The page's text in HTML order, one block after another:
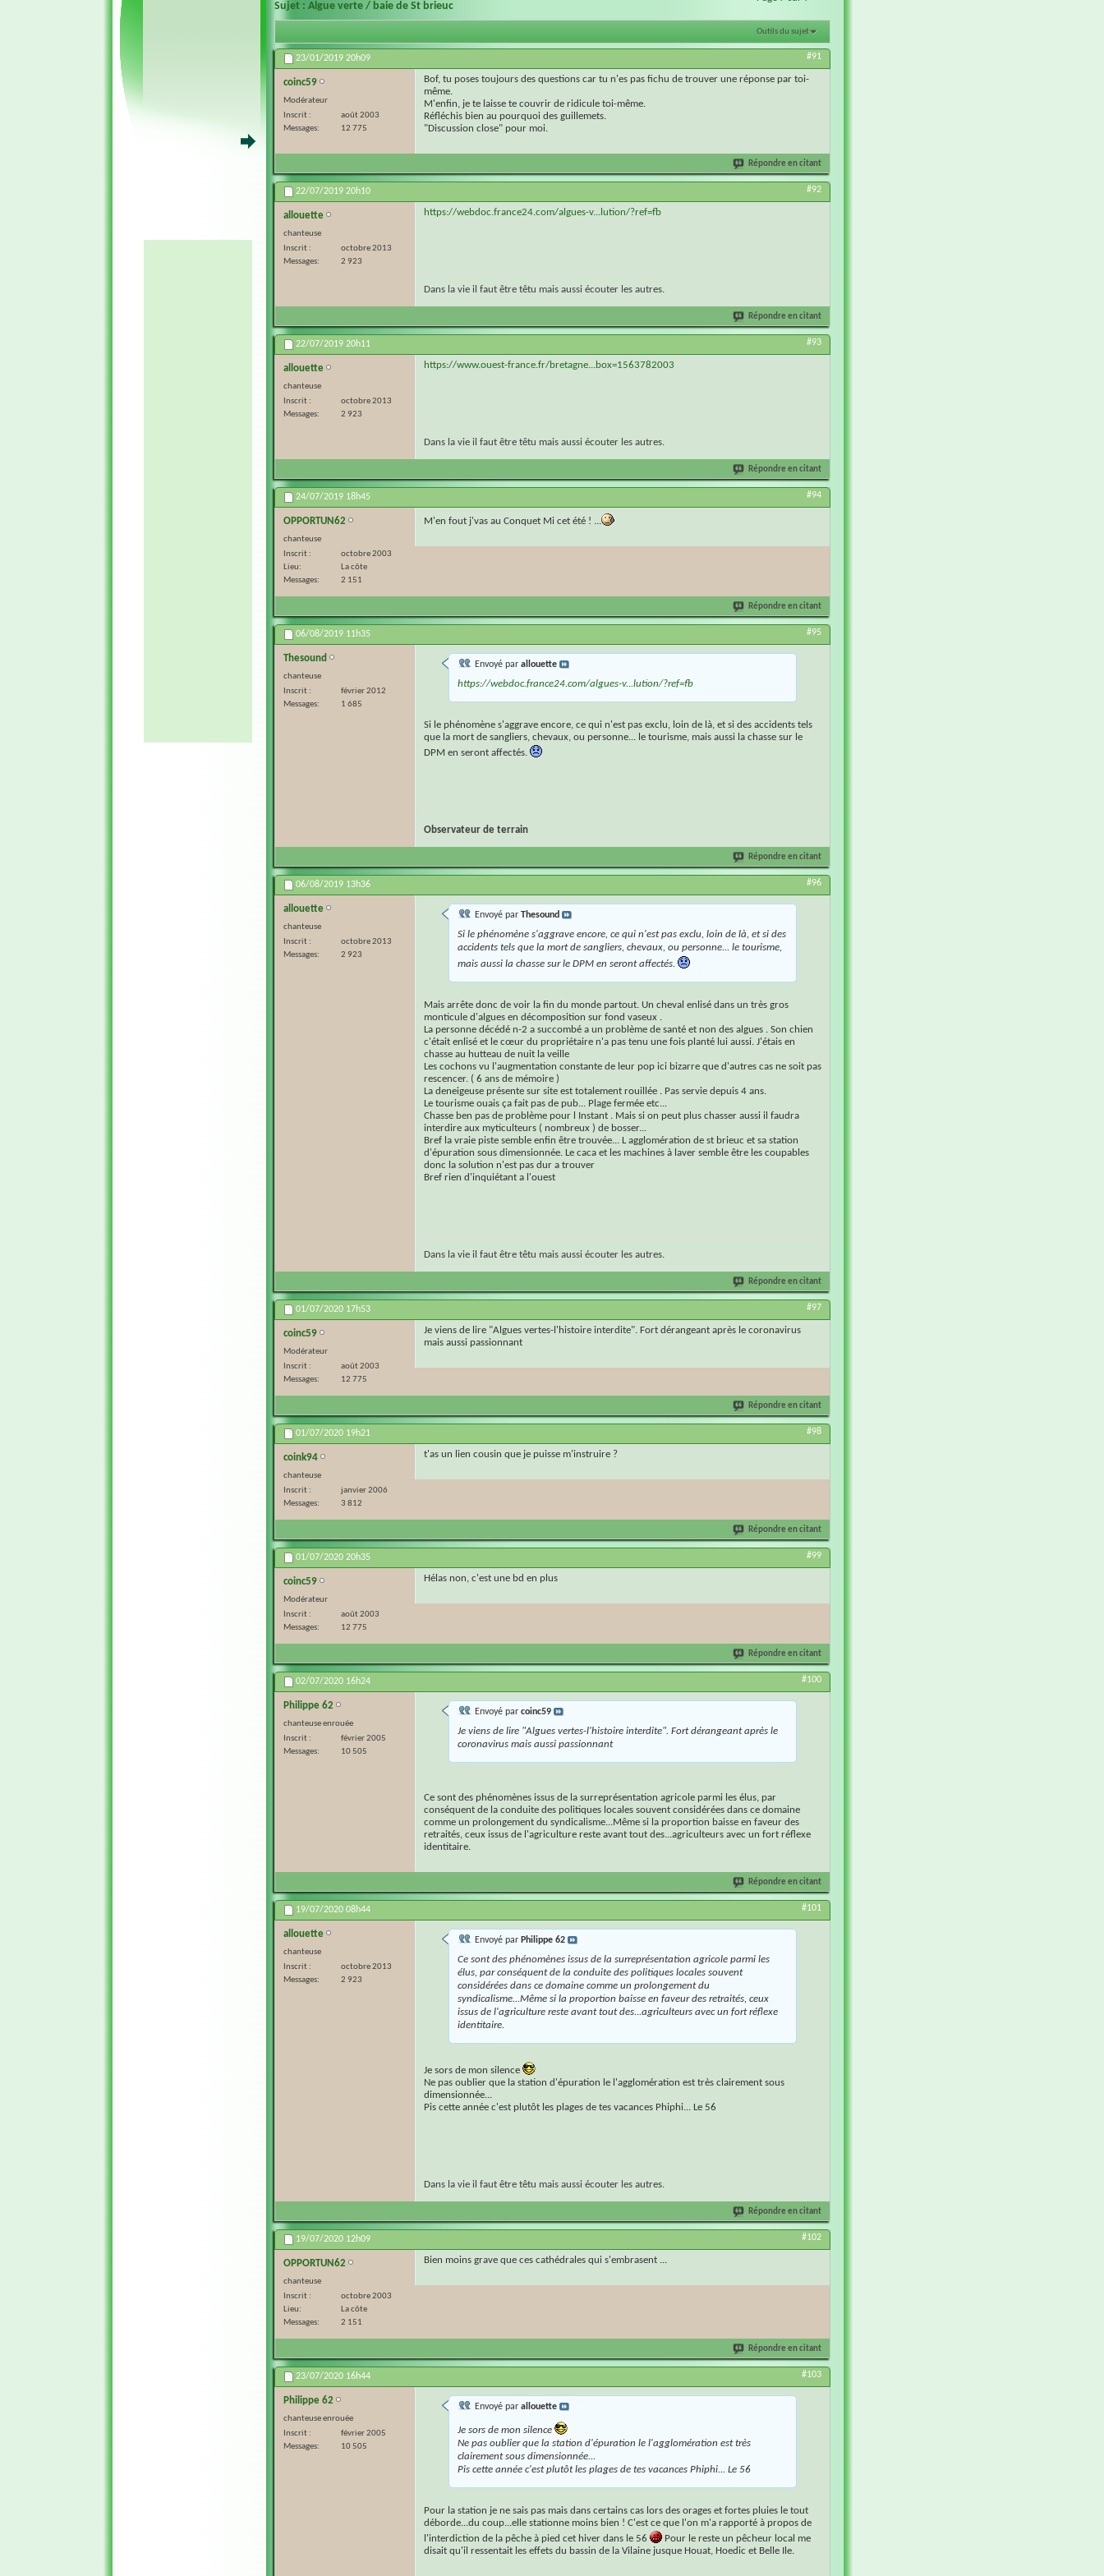
Sujet : Algue verte / baie de St brieuc
Outils du sujet
23/01/2019 20h09 #91
coinc59
Modérateur
Inscrit
août 2003
Messages
12 775
Bof, tu poses toujours des questions car tu n'es pas fichu de trouver une réponse par toi-
même.
M'enfin, je te laisse te couvrir de ridicule toi-même.
Réfléchis bien au pourquoi des guillemets.
"Discussion close" pour moi.
Répondre en citant
22/07/2019 20h10 #92
allouette
chanteuse
Inscrit
octobre 2013
Messages
2 923
https://webdoc.france24.com/algues-v...lution/?ref=fb
Dans la vie il faut être têtu mais aussi écouter les autres.
Répondre en citant
22/07/2019 20h11 #93
allouette
chanteuse
Inscrit
octobre 2013
Messages
2 923
https://www.ouest-france.fr/bretagne...box=1563782003
Dans la vie il faut être têtu mais aussi écouter les autres.
Répondre en citant
24/07/2019 18h45 #94
OPPORTUN62
chanteuse
Inscrit
octobre 2003
Lieu
La côte
Messages
2 151
M'en fout j'vas au Conquet Mi cet été ! ...
Répondre en citant
06/08/2019 11h35 #95
Thesound
chanteuse
Inscrit
février 2012
Messages
1 685
Envoyé par allouette
https://webdoc.france24.com/algues-v...lution/?ref=fb
Si le phénomène s'aggrave encore, ce qui n'est pas exclu, loin de là, et si des accidents tels
que la mort de sangliers, chevaux, ou personne... le tourisme, mais aussi la chasse sur le
DPM en seront affectés.
Observateur de terrain
Répondre en citant
06/08/2019 13h36 #96
allouette
chanteuse
Inscrit
octobre 2013
Messages
2 923
Envoyé par Thesound
Si le phénomène s'aggrave encore, ce qui n'est pas exclu, loin de là, et si des
accidents tels que la mort de sangliers, chevaux, ou personne... le tourisme,
mais aussi la chasse sur le DPM en seront affectés.
Mais arrête donc de voir la fin du monde partout. Un cheval enlisé dans un très gros
monticule d'algues en décomposition sur fond vaseux .
La personne décédé n-2 a succombé a un problème de santé et non des algues . Son chien
c'était enlisé et le cœur du propriétaire n'a pas tenu une fois planté lui aussi. J'étais en
chasse au hutteau de nuit la veille
Les cochons vu l'augmentation constante de leur pop ici bizarre que d'autres cas ne soit pas
rescencer. ( 6 ans de mémoire )
La deneigeuse présente sur site est totalement rouillée . Pas servie depuis 4 ans.
Le tourisme ouais ça fait pas de pub... Plage fermée etc...
Chasse ben pas de problème pour l Instant . Mais si on peut plus chasser aussi il faudra
interdire aux myticulteurs ( nombreux ) de bosser...
Bref la vraie piste semble enfin être trouvée... L agglomération de st brieuc et sa station
d'épuration sous dimensionnée. Le caca et les machines à laver semble être les coupables
donc la solution n'est pas dur a trouver
Bref rien d'inquiétant a l'ouest
Dans la vie il faut être têtu mais aussi écouter les autres.
Répondre en citant
01/07/2020 17h53 #97
coinc59
Modérateur
Inscrit
août 2003
Messages
12 775
Je viens de lire "Algues vertes-l'histoire interdite". Fort dérangeant après le coronavirus
mais aussi passionnant
Répondre en citant
01/07/2020 19h21 #98
coink94
chanteuse
Inscrit
janvier 2006
Messages
3 812
t'as un lien cousin que je puisse m'instruire ?
Répondre en citant
01/07/2020 20h35 #99
coinc59
Modérateur
Inscrit
août 2003
Messages
12 775
Hélas non, c'est une bd en plus
Répondre en citant
02/07/2020 16h24 #100
Philippe 62
chanteuse enrouée
Inscrit
février 2005
Messages
10 505
Envoyé par coinc59
Je viens de lire "Algues vertes-l'histoire interdite". Fort dérangeant après le
coronavirus mais aussi passionnant
Ce sont des phénomènes issus de la surreprésentation agricole parmi les élus, par
conséquent de la conduite des politiques locales souvent considérées dans ce domaine
comme un prolongement du syndicalisme...Même si la proportion baisse en faveur des
retraités, ceux issus de l'agriculture reste avant tout des...agriculteurs avec un fort réflexe
identitaire.
Répondre en citant
19/07/2020 08h44 #101
allouette
chanteuse
Inscrit
octobre 2013
Messages
2 923
Envoyé par Philippe 62
Ce sont des phénomènes issus de la surreprésentation agricole parmi les
élus, par conséquent de la conduite des politiques locales souvent
considérées dans ce domaine comme un prolongement du
syndicalisme...Même si la proportion baisse en faveur des retraités, ceux
issus de l'agriculture reste avant tout des...agriculteurs avec un fort réflexe
identitaire.
Je sors de mon silence
Ne pas oublier que la station d'épuration le l'agglomération est très clairement sous
dimensionnée...
Pis cette année c'est plutôt les plages de tes vacances Phiphi... Le 56
Dans la vie il faut être têtu mais aussi écouter les autres.
Répondre en citant
19/07/2020 12h09 #102
OPPORTUN62
chanteuse
Inscrit
octobre 2003
Lieu
La côte
Messages
2 151
Bien moins grave que ces cathédrales qui s'embrasent ...
Répondre en citant
23/07/2020 16h44 #103
Philippe 62
chanteuse enrouée
Inscrit
février 2005
Messages
10 505
Envoyé par allouette
Je sors de mon silence
Ne pas oublier que la station d'épuration le l'agglomération est très
clairement sous dimensionnée...
Pis cette année c'est plutôt les plages de tes vacances Phiphi... Le 56
Pour la station je ne sais pas mais dans certains cas lors des orages et fortes pluies le tout
déborde...du coup...elle stationne moins bien ! C'est ce que l'on m'a rapporté à propos de
l'interdiction de la pêche à pied cet hiver dans le 56
Pour le reste un pêcheur local me
disait qu'il ressentait les effets du bassin de la Vilaine jusque Houat, Hoedic et Belle Ile.